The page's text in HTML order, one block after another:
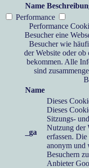
Name
Performance
Performance
Besucher eine
Besucher wie
der Website oder ob
bekommen. Alle
sind
Name
_ga
Dieses
Dieses
Sitzungs-
Nutzung der
erfassen.
anonym und
Besuchern
Anbieter